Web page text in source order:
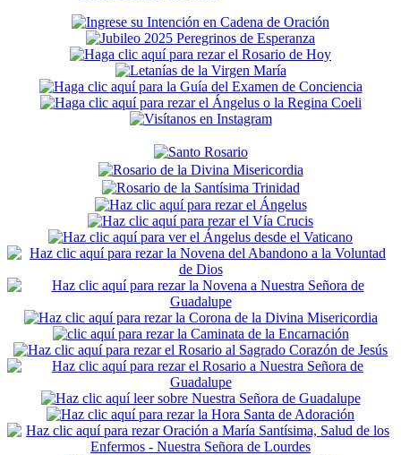
Secondary
Sidebar